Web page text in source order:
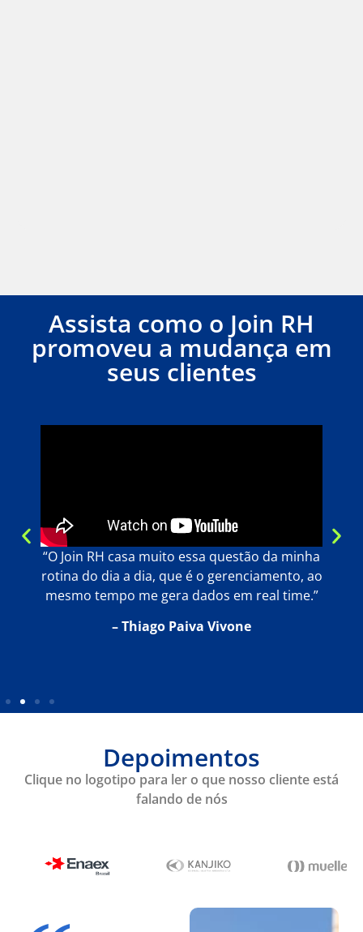
Assista como o Join RH
promoveu a mudança em
seus clientes
“O Join RH casa muito essa questão da minha
rotina do dia a dia, que é o gerenciamento, ao
mesmo tempo me gera dados em real time.”
– Thiago Paiva Vivone
Depoimentos
Clique no logotipo para ler o que nosso cliente está
falando de nós